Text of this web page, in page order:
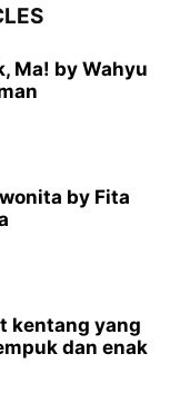
Ma! by Wahyu
by Fita
kentang yang
dan enak